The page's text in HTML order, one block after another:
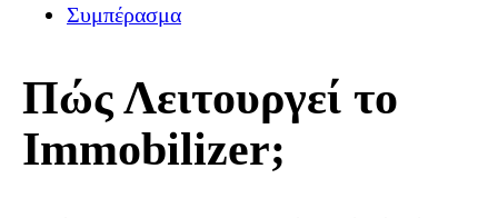
Συμπέρασμα
Πώς Λειτουργεί το
Immobilizer;